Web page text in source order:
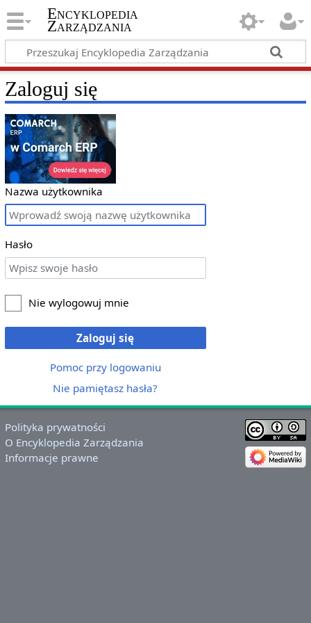
Encyklopedia
Zarządzania
Zaloguj się
Nazwa użytkownika
Hasło
Nie wylogowuj mnie
Zaloguj się
Pomoc przy logowaniu
Nie pamiętasz hasła?
Polityka prywatności
O Encyklopedia Zarządzania
Informacje prawne